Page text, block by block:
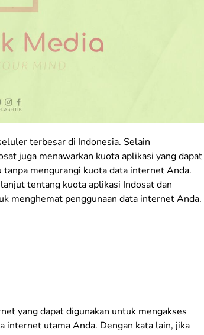
terbesar di Indonesia. Selain
juga menawarkan kuota aplikasi yang dapat
mengurangi kuota data internet Anda.
tentang kuota aplikasi Indosat dan
menghemat penggunaan data internet Anda.
yang dapat digunakan untuk mengakses
utama Anda. Dengan kata lain, jika